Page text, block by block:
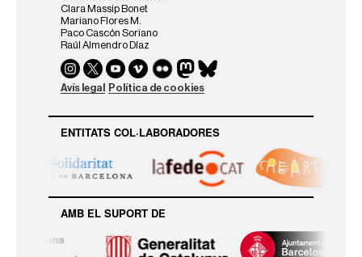
Clara Massip Bonet
Mariano Flores M.
Paco Cascón Soriano
Raúl Almendro Díaz
Avís legal Política de cookies
ENTITATS COL·LABORADORES
AMB EL SUPORT DE